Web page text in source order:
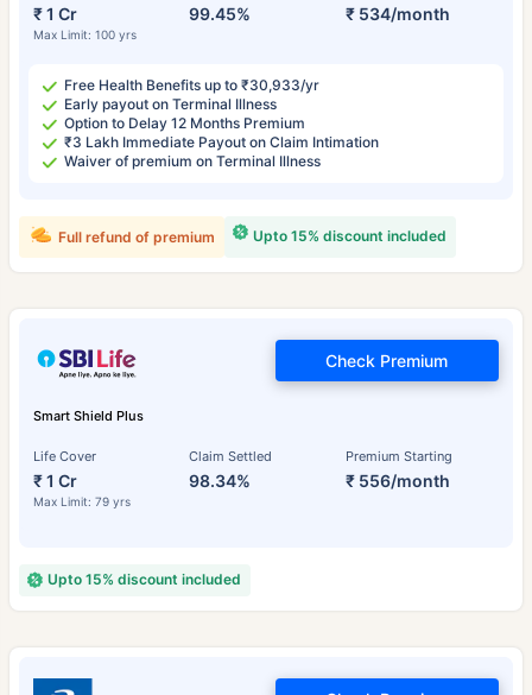
₹ 1 Cr
Max Limit: 100 yrs
99.45% ₹ 534/month
Free Health Benefits up to ₹30,933/yr
Early payout on Terminal Illness
Option to Delay 12 Months Premium
₹3 Lakh Immediate Payout on Claim Intimation
Waiver of premium on Terminal Illness
Upto 15% discount included
Full refund of premium
Smart Shield Plus
Life Cover
₹ 1 Cr
Max Limit: 79 yrs
Claim Settled
98.34%
Premium Starting
₹ 556/month
Check Premium
Upto 15% discount included